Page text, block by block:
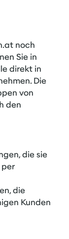
noch
Sie in
direkt in
Die
von
den
die sie
die
Kunden